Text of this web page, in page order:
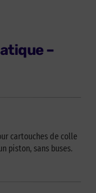
–
cartouches de colle
piston, sans buses.